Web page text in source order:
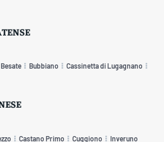
Besate Bubbiano Cassinetta di Lugagnano
Castano Primo Cuggiono Inveruno